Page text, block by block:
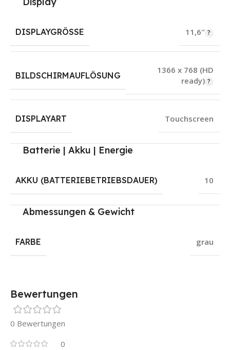
DISPLAYGRÖSSE 11,6″
BILDSCHIRMAUFLÖSUNG
1366 x 768 (HD
ready)
DISPLAYART Touchscreen
Batterie | Akku | Energie
AKKU (BATTERIEBETRIEBSDAUER) 10
Abmessungen & Gewicht
FARBE grau
Bewertungen
0 Bewertungen
0